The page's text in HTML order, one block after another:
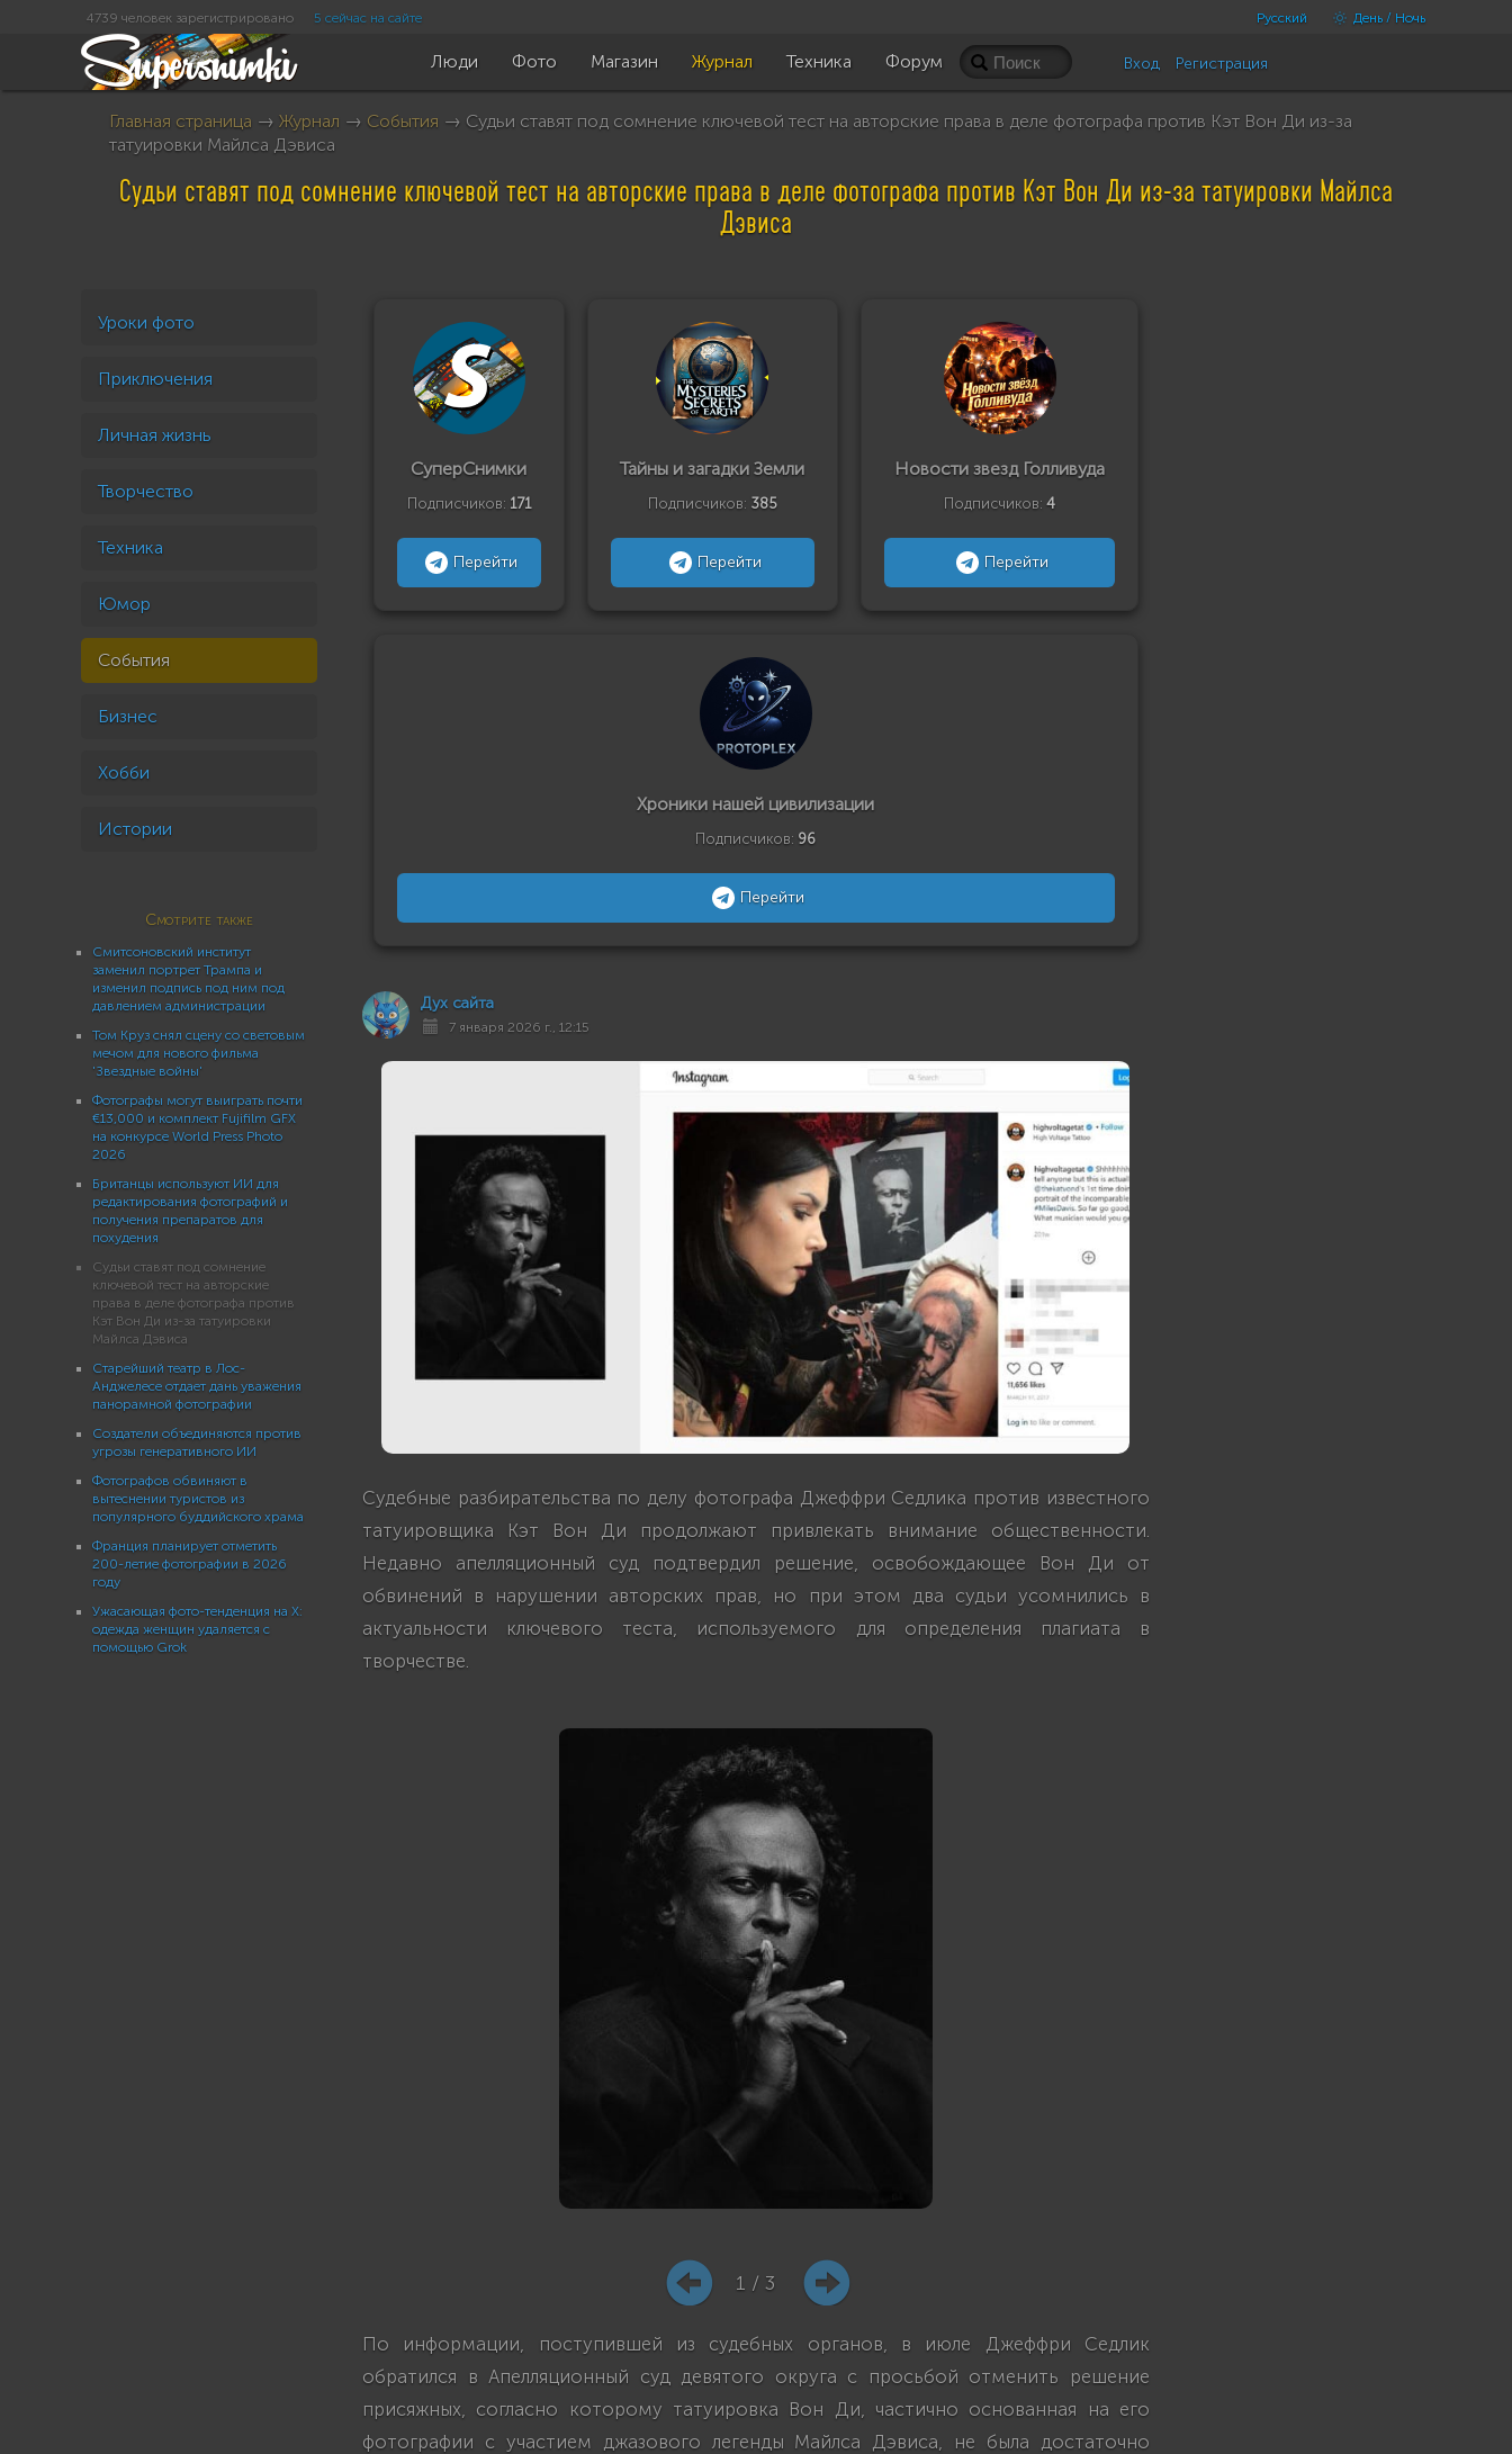
Русский День / Ночь
4739 человек зарегистрировано 5 сейчас на сайте
Люди Фото Магазин Журнал Техника Форум Вход Регистрация
Главная страница → Журнал → События → Судьи ставят под сомнение ключевой тест на авторские права в деле фотографа против Кэт Вон Ди из-за
татуировки Майлса Дэвиса
Судьи ставят под сомнение ключевой тест на авторские права в деле фотографа против Кэт Вон Ди из-за татуировки Майлса
Дэвиса
Уроки фото
Приключения
Личная жизнь
Творчество
Техника
Юмор
События
Бизнес
Хобби
Истории
Смотрите также
Смитсоновский институт
заменил портрет Трампа и
изменил подпись под ним под
давлением администрации
Том Круз снял сцену со световым
мечом для нового фильма
'Звездные войны'
Фотографы могут выиграть почти
€13,000 и комплект Fujifilm GFX
на конкурсе World Press Photo
2026
Британцы используют ИИ для
редактирования фотографий и
получения препаратов для
похудения
Судьи ставят под сомнение
ключевой тест на авторские
права в деле фотографа против
Кэт Вон Ди из-за татуировки
Майлса Дэвиса
Старейший театр в Лос-
Анджелесе отдает дань уважения
панорамной фотографии
Создатели объединяются против
угрозы генеративного ИИ
Фотографов обвиняют в
вытеснении туристов из
популярного буддийского храма
Франция планирует отметить
200-летие фотографии в 2026
году
Ужасающая фото-тенденция на X:
одежда женщин удаляется с
помощью Grok
СуперСнимки
Подписчиков: 171
Перейти
Тайны и загадки Земли
Подписчиков: 385
Перейти
Новости звезд Голливуда
Подписчиков:4
Перейти
Хроники нашей цивилизации
Подписчиков: 96
Перейти
Дух сайта
7 января 2026 г., 12:15
Судебные разбирательства по делу фотографа Джеффри Седлика против известного
татуировщика Кэт Вон Ди продолжают привлекать внимание общественности.
Недавно апелляционный суд подтвердил решение, освобождающее Вон Ди от
обвинений в нарушении авторских прав, но при этом два судьи усомнились в
актуальности ключевого теста, используемого для определения плагиата в
творчестве.
1 / 3
По информации, поступившей из судебных органов, в июле Джеффри Седлик
обратился в Апелляционный суд девятого округа с просьбой отменить решение
присяжных, согласно которому татуировка Вон Ди, частично основанная на его
фотографии с участием джазового легенды Майлса Дэвиса, не была достаточно